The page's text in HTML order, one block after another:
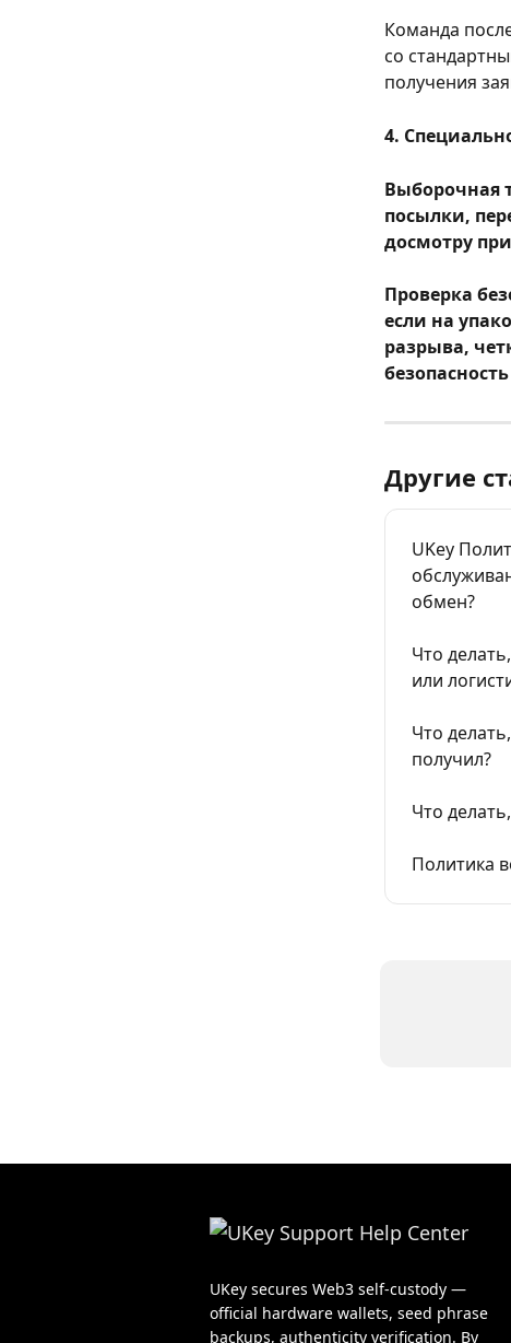
Команда
со
получения
4.
Выборочная
посылки,
досмотру
Проверка
если на
разрыва,
Другие
UKey
обмен?
Что
или
Что
получил?
Что
Политика
UKey secures Web3 self-custody —
official hardware wallets, seed phrase
backups, authenticity verification. By